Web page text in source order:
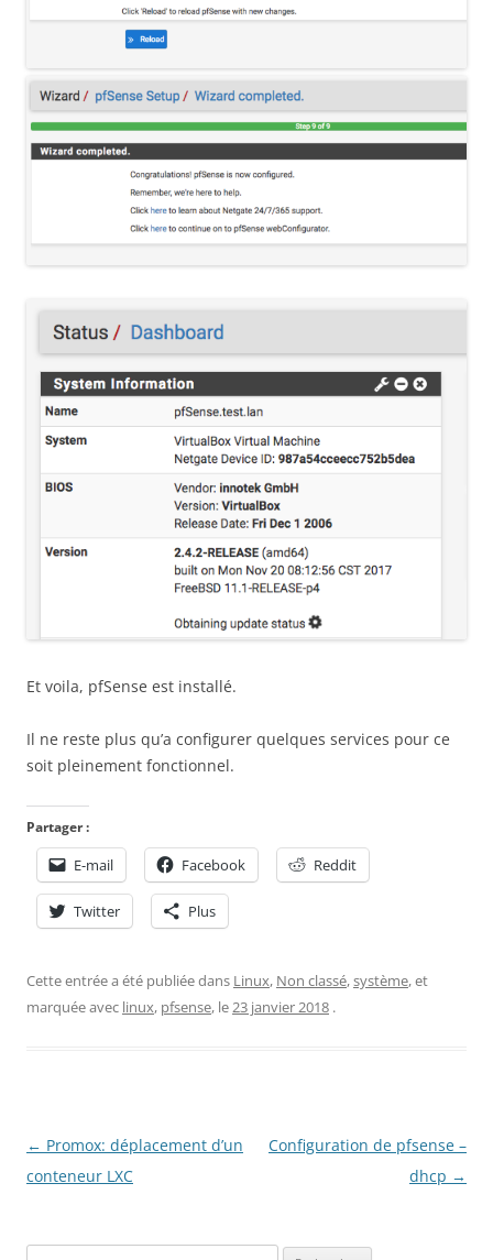
Et voila, pfSense est installé.
Il ne reste plus qu’a configurer quelques services pour ce
soit pleinement fonctionnel.
Partager :
E-mail Facebook Reddit
Twitter Plus
Cette entrée a été publiée dans Linux, Non classé,système, et
marquée avec linux, pfsense, le 23 janvier 2018 .
Navigation
des
← Promox: déplacement d’un
conteneur LXC
Configuration de pfsense –
dhcp →